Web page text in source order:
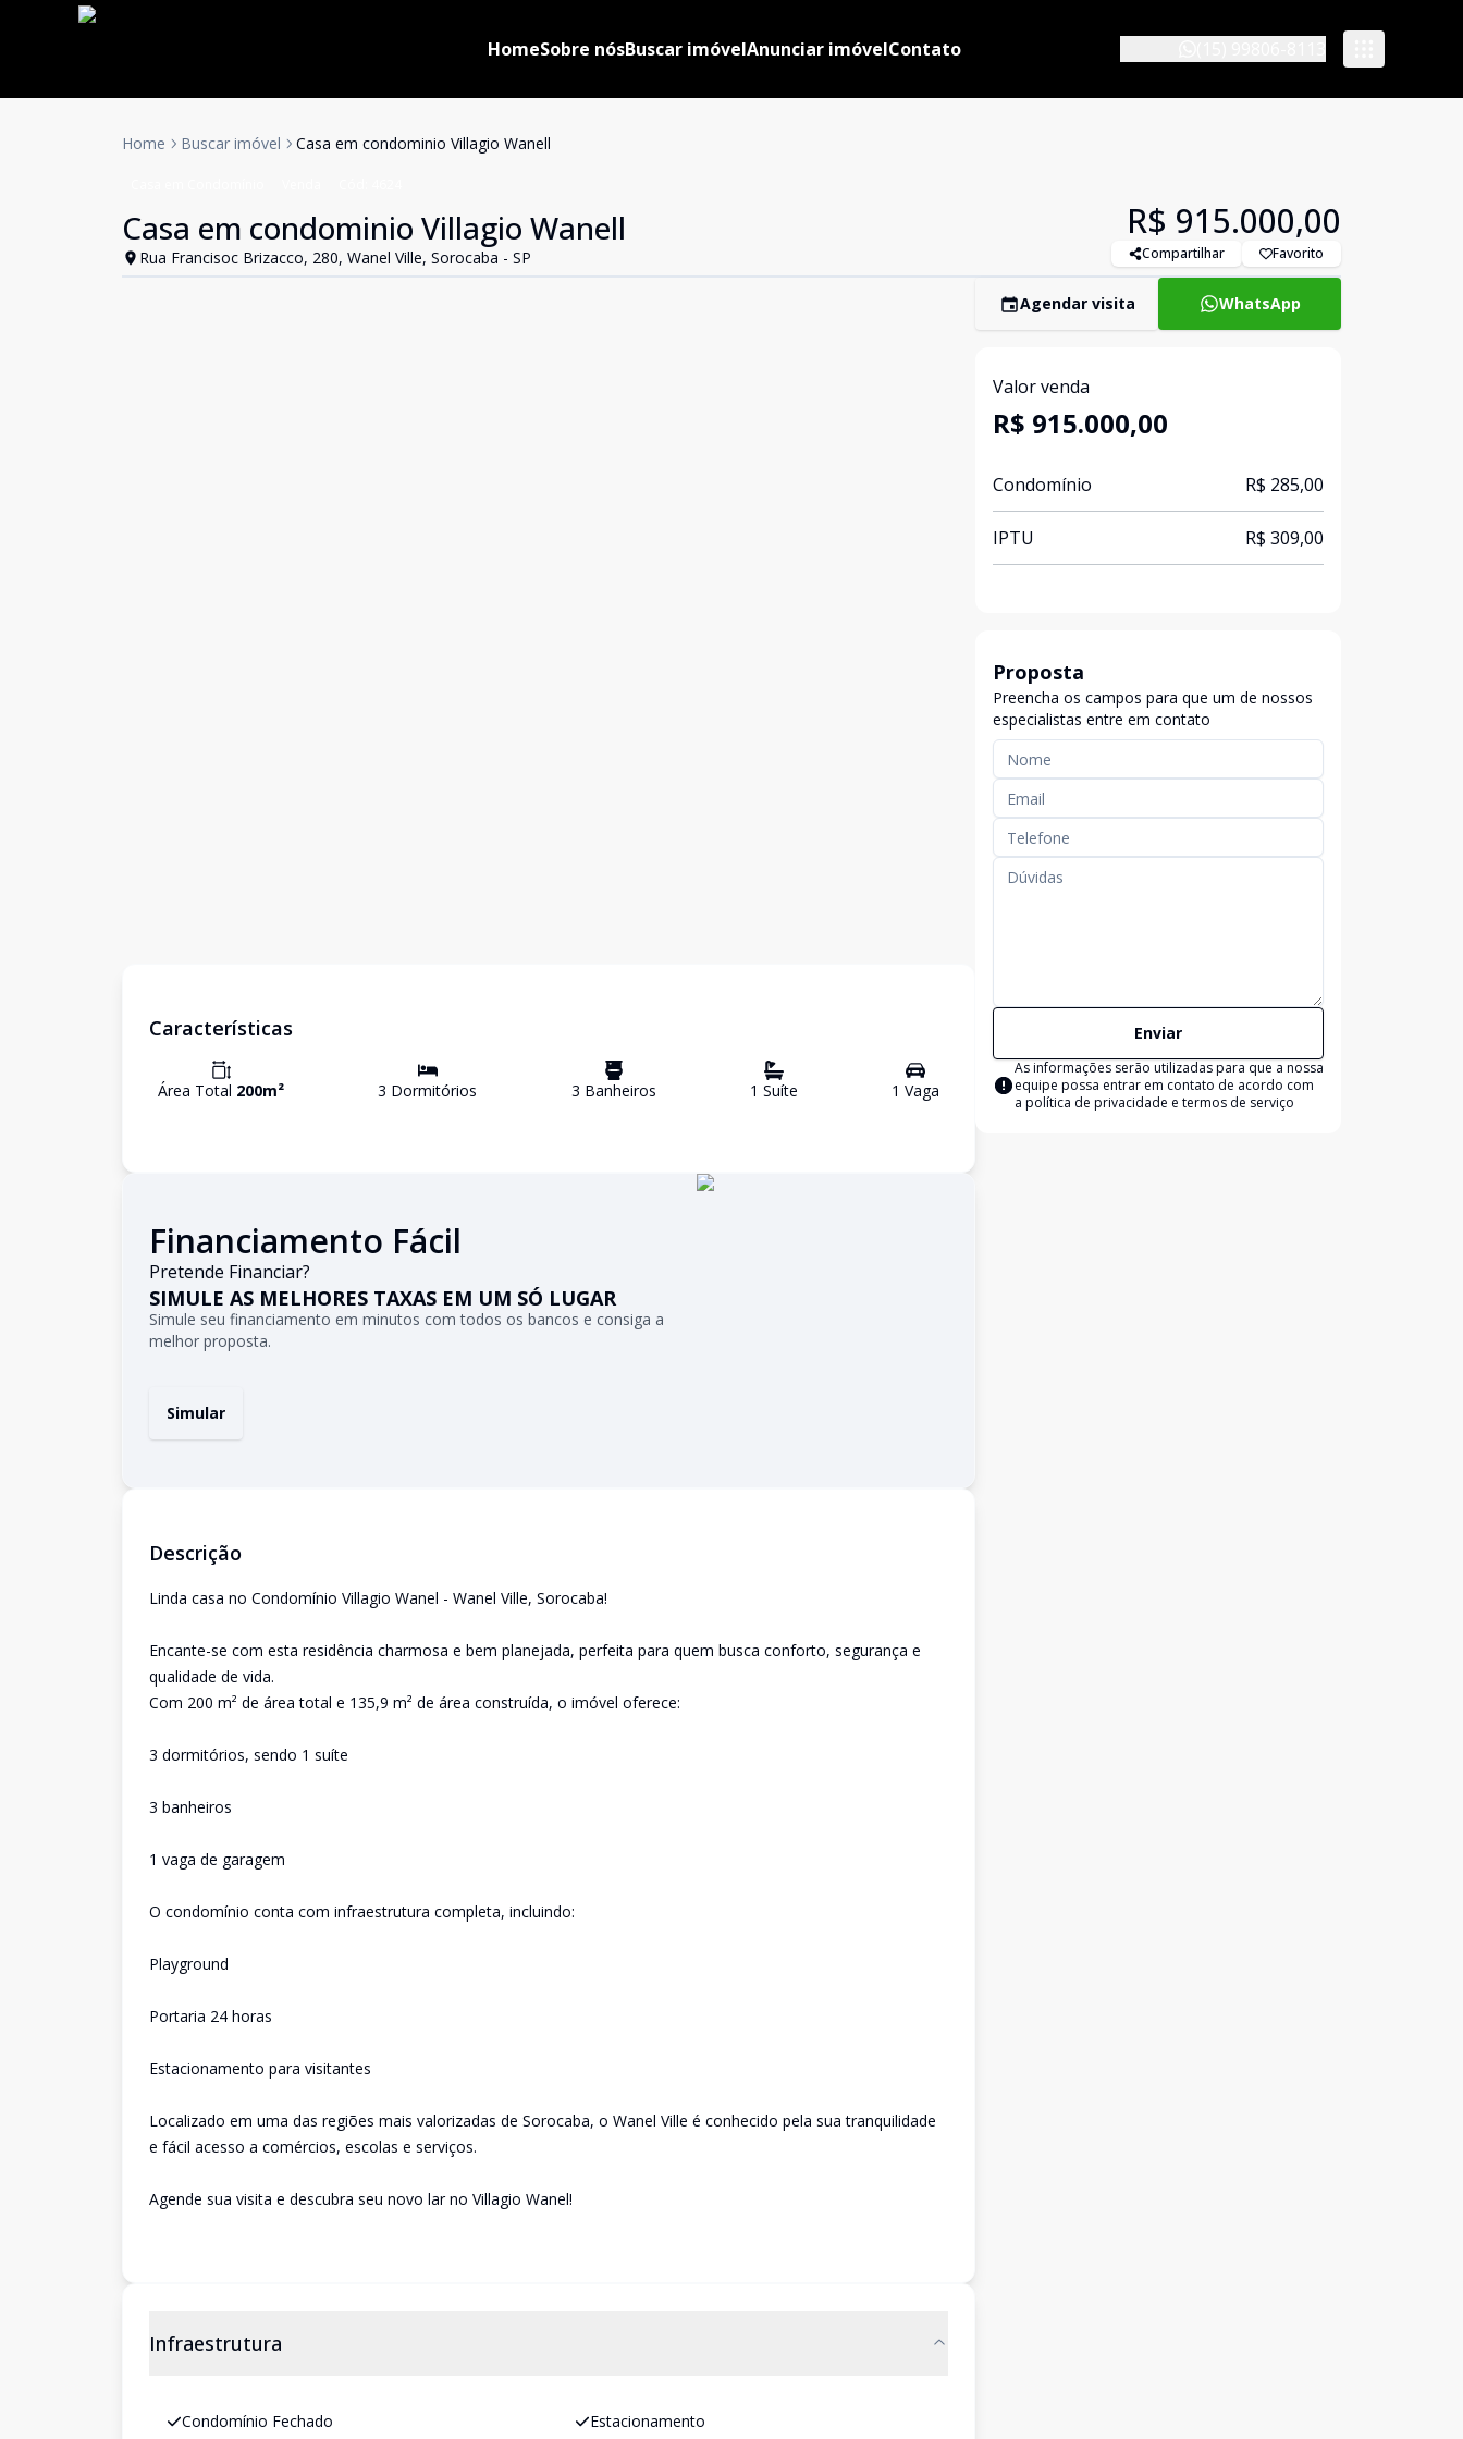
HomeSobre nósBuscar imóvelAnunciar imóvelContato
Home Buscar imóvel Casa em condominio Villagio Wanell
Casa em condominio Villagio Wanell
Rua Francisoc Brizacco, 280, Wanel Ville, Sorocaba - SP
R$ 915.000,00
Compartilhar Favorito
Características
Área Total 200m² 3 Dormitórios 3 Banheiros 1 Suíte 1 Vaga
Financiamento Fácil
Pretende Financiar?
SIMULE AS MELHORES TAXAS EM UM SÓ LUGAR
Simule seu financiamento em minutos com todos os bancos e consiga a
melhor proposta.
Simular
Descrição
Linda casa no Condomínio Villagio Wanel - Wanel Ville, Sorocaba!
Encante-se com esta residência charmosa e bem planejada, perfeita para quem busca conforto, segurança e
qualidade de vida.
Com 200 m² de área total e 135,9 m² de área construída, o imóvel oferece:
3 dormitórios, sendo 1 suíte
3 banheiros
1 vaga de garagem
O condomínio conta com infraestrutura completa, incluindo:
Playground
Portaria 24 horas
Estacionamento para visitantes
Localizado em uma das regiões mais valorizadas de Sorocaba, o Wanel Ville é conhecido pela sua tranquilidade
e fácil acesso a comércios, escolas e serviços.
Agende sua visita e descubra seu novo lar no Villagio Wanel!
Infraestrutura
Condomínio Fechado Estacionamento
Agendar visita WhatsApp
Valor venda
R$ 915.000,00
Condomínio R$ 285,00
IPTU R$ 309,00
Proposta
Preencha os campos para que um de nossos
especialistas entre em contato
Enviar
As informações serão utilizadas para que a nossa
equipe possa entrar em contato de acordo com
a política de privacidade e termos de serviço